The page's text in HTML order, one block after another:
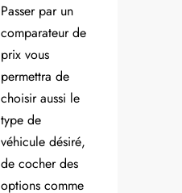
Passer par un
comparateur de
prix vous
permettra de
choisir aussi le
type de
véhicule désiré,
de cocher des
options comme